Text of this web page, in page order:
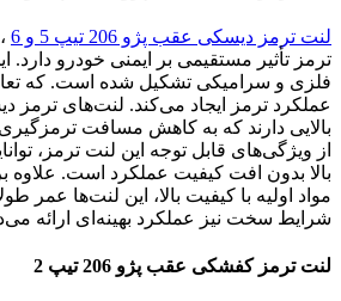
لنت ترمز دیسکی عقب پژو 206 تیپ 5 و 6
ترمز تأثیر مستقیمی بر ایمنی خودرو دارد.
فلزی و سرامیکی تشکیل شده است. که
عملکرد ترمز ایجاد می‌کند. لنت‌های
بالایی دارند که به کاهش مسافت
از ویژگی‌های قابل توجه این لنت ترمز،
بالا بدون افت کیفیت عملکرد است. علاوه بر
مواد اولیه با کیفیت بالا، این لنت‌ها عمر
شرایط سخت نیز عملکرد بهینه‌ای ارائه
لنت ترمز کفشکی عقب پژو 206 تیپ 2